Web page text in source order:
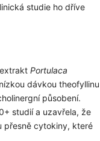
studie ho dříve
Portulaca
dávkou theofyllinu
působení.
studií a uzavřela, že
přesně cytokiny, které
je u nás v bezpečí.